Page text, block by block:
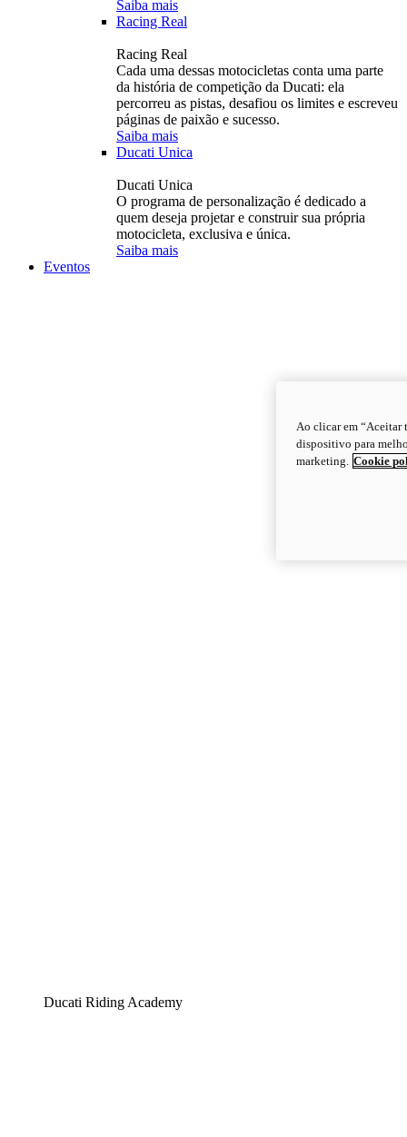
Saiba mais
Racing Real
Racing Real
Cada uma dessas motocicletas conta uma parte
da história de competição da Ducati: ela
percorreu as pistas, desafiou os limites e escreveu
páginas de paixão e sucesso.
Saiba mais
Ducati Unica
Ducati Unica
O programa de personalização é dedicado a
quem deseja projetar e construir sua própria
motocicleta, exclusiva e única.
Saiba mais
Eventos
Ducati Riding Academy
Ao clicar em “Aceitar
dispositivo para
marketing. Cookie